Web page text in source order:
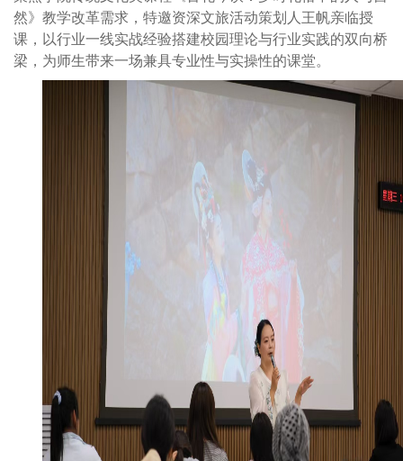
然》教学改革需求，特邀资深文旅活动策划人王帆亲临授
课，以行业一线实战经验搭建校园理论与行业实践的双向桥
梁，为师生带来一场兼具专业性与实操性的课堂。